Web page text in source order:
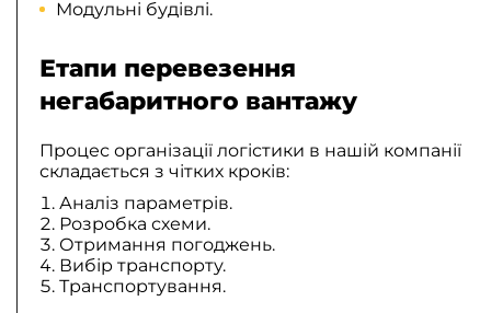
Модульні будівлі.
Етапи перевезення
негабаритного вантажу
Процес організації логістики в нашій компанії
складається з чітких кроків:
Аналіз параметрів.
Розробка схеми.
Отримання погоджень.
Вибір транспорту.
Транспортування.